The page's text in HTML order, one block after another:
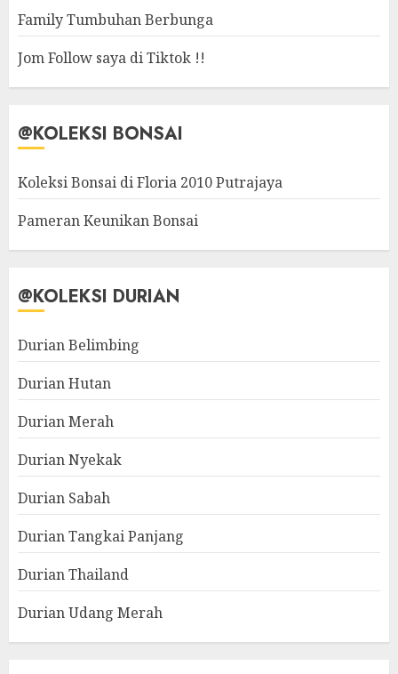
Family Tumbuhan Berbunga
Jom Follow saya di Tiktok !!
@KOLEKSI BONSAI
Koleksi Bonsai di Floria 2010 Putrajaya
Pameran Keunikan Bonsai
@KOLEKSI DURIAN
Durian Belimbing
Durian Hutan
Durian Merah
Durian Nyekak
Durian Sabah
Durian Tangkai Panjang
Durian Thailand
Durian Udang Merah